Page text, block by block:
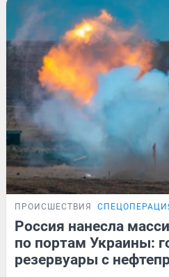
ПРОИСШЕСТВИЯ
Россия нанесла
по портам Украины:
резервуары с